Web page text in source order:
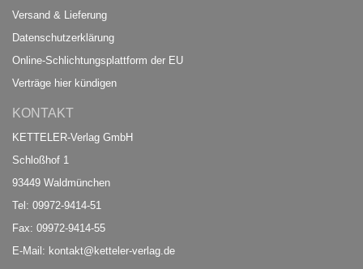
Versand & Lieferung
Datenschutzerklärung
Online-Schlichtungsplattform der EU
Verträge hier kündigen
KONTAKT
KETTELER-Verlag GmbH
Schloßhof 1
93449 Waldmünchen
Tel: 09972-9414-51
Fax: 09972-9414-55
E-Mail: kontakt@ketteler-verlag.de